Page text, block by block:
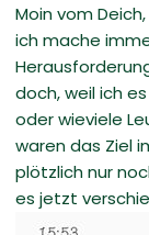
Moin vom Deich,
ich mache
doch, weil ich
oder wieviele
waren das Ziel
plötzlich nur
es jetzt